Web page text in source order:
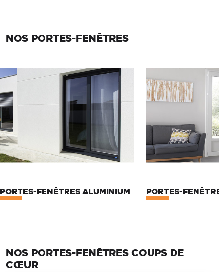
NOS PORTES-FENÊTRES
PORTES-FENÊTRES ALUMINIUM PORTES-
NOS PORTES-FENÊTRES COUPS DE
CŒUR